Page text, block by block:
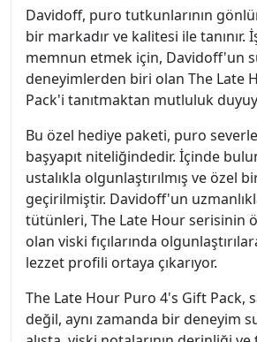
Davidoff, puro tutkunlarının
bir markadır ve kalitesi ile tanınır.
memnun etmek için, Davidoff'un
deneyimlerden biri olan The Late
Pack'i tanıtmaktan mutluluk
Bu özel hediye paketi, puro
başyapıt niteliğindedir. İçinde
ustalıkla olgunlaştırılmış ve özel
geçirilmiştir. Davidoff'un
tütünleri, The Late Hour serisinin
olan viski fıçılarında
lezzet profili ortaya çıkarıyor.
The Late Hour Puro 4's Gift Pack,
değil, aynı zamanda bir deneyim